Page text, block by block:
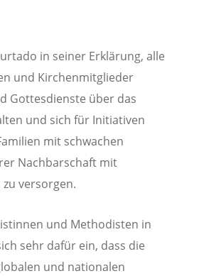
in seiner Erklärung, alle
und Kirchenmitglieder
Gottesdienste über das
und sich für Initiativen
mit schwachen
Nachbarschaft mit
versorgen.
und Methodisten in
sehr dafür ein, dass die
und nationalen